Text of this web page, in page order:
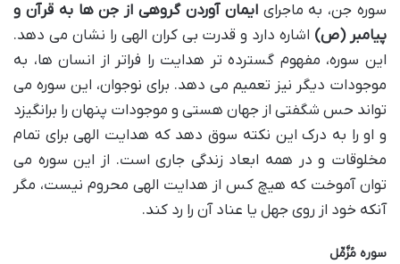
سوره جن، به ماجرایایمان آوردن گروهی از جن ها به قرآن و
پیامبر (ص) اشاره دارد و قدرت بی کران الهی را نشان می دهد.
این سوره، مفهوم گسترده تر هدایت را فراتر از انسان ها، به
موجودات دیگر نیز تعمیم می دهد. برای نوجوان، این سوره می
تواند حس شگفتی از جهان هستی و موجودات پنهان را برانگیزد
و او را به درک این نکته سوق دهد که هدایت الهی برای تمام
مخلوقات و در همه ابعاد زندگی جاری است. از این سوره می
توان آموخت که هیچ کس از هدایت الهی محروم نیست، مگر
آنکه خود از روی جهل یا عناد آن را رد کند.
سوره مُزَّمِّل